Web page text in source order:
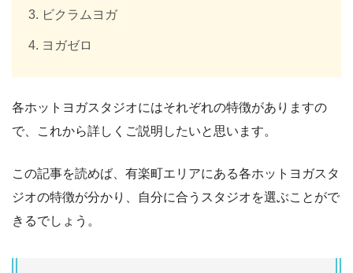
ビクラムヨガ
ヨガゼロ
各ホットヨガスタジオにはそれぞれの特徴がありますの
で、これから詳しくご説明したいと思います。
この記事を読めば、有楽町エリアにある各ホットヨガスタ
ジオの特徴が分かり、自分に合うスタジオを選ぶことがで
きるでしょう。